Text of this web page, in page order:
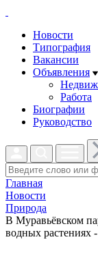
Новости
Типография
Вакансии
Объявления
Работа
Биографии
Руководство
Главная
Новости
Природа
В Муравьёвском
водных растениях